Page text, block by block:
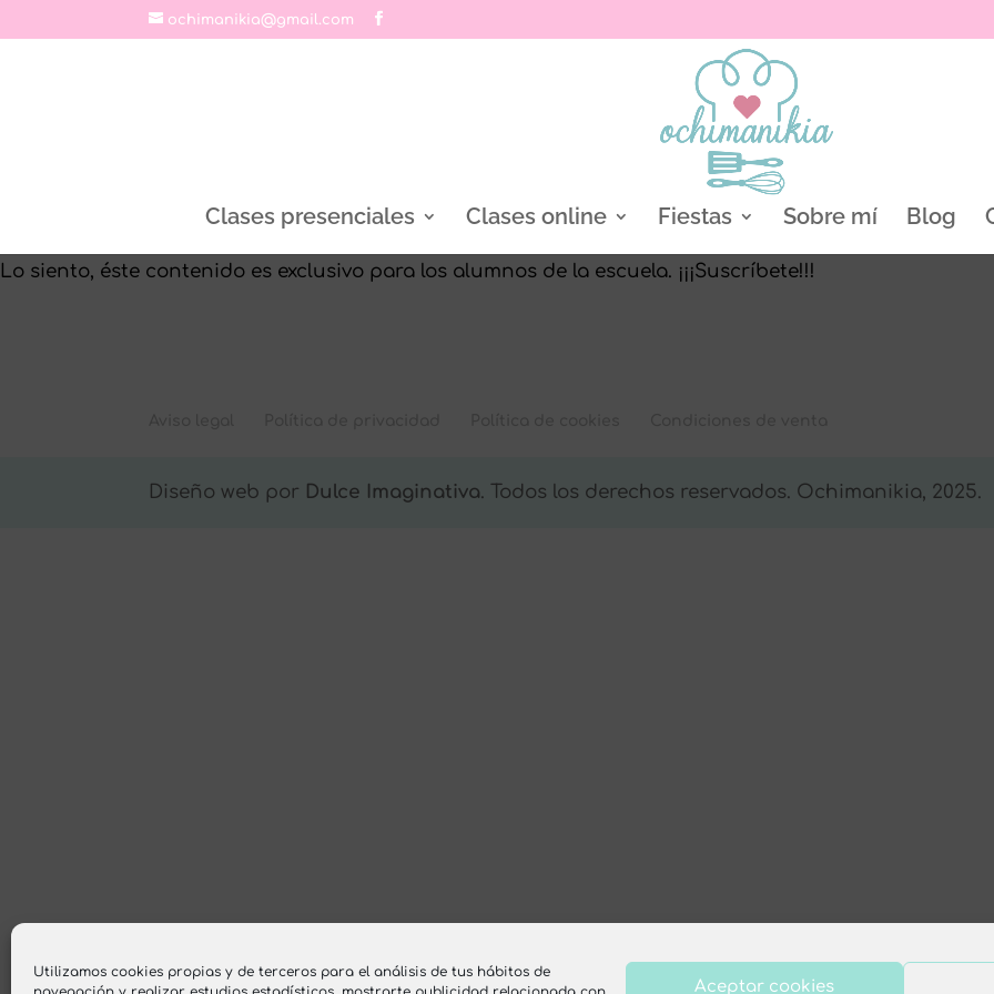
Utilizamos cookies propias y de terceros para el análisis de tus hábitos de
Aceptar cookies
ochimanikia@gmail.com
Clases presenciales Clases online Fiestas Sobre mí Blog
Lo siento, éste contenido es exclusivo para los alumnos de la escuela. ¡¡¡Suscríbete!!!
Diseño web por Dulce Imaginativa. Todos los derechos reservados. Ochimanikia, 2025.